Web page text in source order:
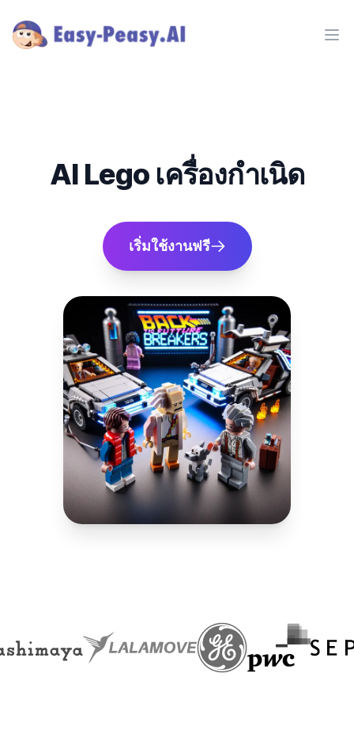
AI Lego เครื่องกำเนิด
เริ่มใช้งานฟรี